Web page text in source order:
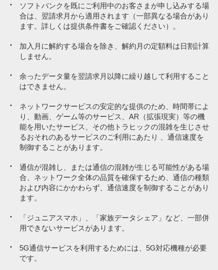
請求書払いサービス
電気、ガス、水道料金（電気、ガス、水道を提供する企業や店舗で
備品などを購入した場合も含む）
保険診療を取り扱う病院・医院など（自由診療に関する支払いを含
む）
調剤薬局
美容整形・美容外科
行政サービス利用料・自治体納付金（地方税等）
鉄道
寄付
PayPay以外の第三者が発行する金券類（全国共通百貨店商品券、交
通乗車券等）（特定のお店で使えるPayPay商品券を除く）
金券ショップ等再販売事業者が販売する上記の金券類、興行チケッ
自治体の税源により発行される商品券（ふるさと納税でもらえる商
品券を除く）
プリペイドカード
月額利用料 6,578円／月
ペイトク特典
84,000円／月の対象
約2,500円相当
実質負担額 4,078円
通話従量制（22円／30秒）。一部対象外通話あり。
※4
【加入例】SoftBank 光 ファミリーの場合、月額基本料金5,720円
／月＋指定オプション550円／月～が別途必要です（2年自動更新
プラン：2022年7月1日以降の契約者は、契約期間満了月の当月・
翌月・翌々月以外での解約には解除料5,720円が必要。
「PayPayクレジット」「PayPay残高」「PayPayポイント」以
外のPayPayカード、PayPayカード ゴールド、PayPay残高カー
購入・他社カード利用券でのお支払いは対象外。
月額利用料 5,478円／月
ペイトク特典
100,000円／月の対
約1,000円相当
実質負担額 4,478円
通話従量制（22円／30秒）。一部対象外通話あり。
※4
【加入例】SoftBank 光 ファミリーの場合、月額基本料金5,720円
／月＋指定オプション550円／月～が別途必要です（2年自動更新
プラン：2022年7月1日以降の契約者は、契約期間満了月の当月・
翌月・翌々月以外での解約には解除料5,720円が必要。
「PayPayクレジット」「PayPay残高」「PayPayポイント」以
外のPayPayカード、PayPayカード ゴールド、PayPay残高カー
購入・他社カード利用券でのお支払いは対象外。
ソフトバンクを既にご利用中のお客さまが申し込みする場
合は、翌請求月から適用されます（一部異なる場合があり
ます。詳しくは提供条件書をご確認ください）。
加入月に解約する場合を除き、解約月の定額料は日割計算
しません。
余ったデータ量を翌請求月以降に繰り越して利用すること
はできません。
ネットワークサービスの安定的な提供のため、時間帯によ
り、動画、ゲーム等のサービス、AR（拡張現実）等の機
能を用いたサービス、その他トラヒックの混雑を生じさせ
るおそれのあるサービスのご利用にあたり 、通信速度を
制御することがあります。
通信が混雑し、または通信の混雑が⽣じる可能性がある場
合、ネットワーク全体の品質を確保するため、通信の種類
および内容にかかわらず、通信速度を制御することがあり
ます。
「ジュニアスマホ」、「家族データシェア」など、一部併
用できないサービスがあります。
5G通信サービスを利用するためには、5G対応機種が必要
です。